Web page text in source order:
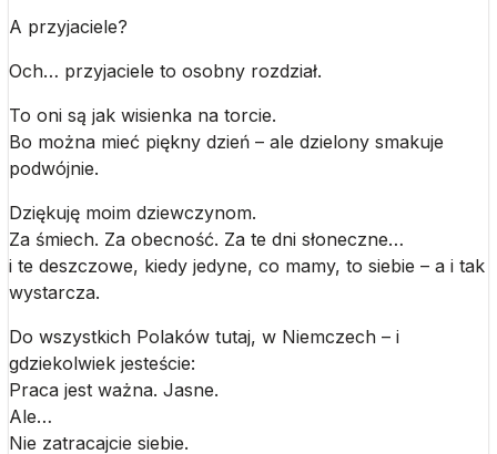
A przyjaciele?
Och… przyjaciele to osobny rozdział.
To oni są jak wisienka na torcie.
Bo można mieć piękny dzień – ale dzielony smakuje
podwójnie.
Dziękuję moim dziewczynom.
Za śmiech. Za obecność. Za te dni słoneczne…
i te deszczowe, kiedy jedyne, co mamy, to siebie – a i tak
wystarcza.
Do wszystkich Polaków tutaj, w Niemczech – i
gdziekolwiek jesteście:
Praca jest ważna. Jasne.
Ale…
Nie zatracajcie siebie.